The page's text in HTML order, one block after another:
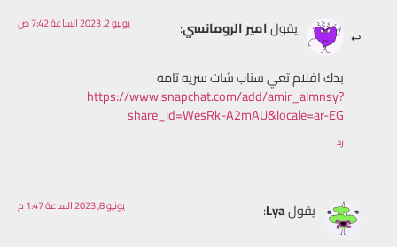
يقولامير الرومانسي: يونيو 2, 2023 الساعة 7:42 ص
بدك افلام تعي سناب شات سريه تامه
https://www.snapchat.com/add/amir_almnsy?
share_id=WesRk-A2mAU&locale=ar-EG
رد
يقولLya
: يونيو 8, 2023 الساعة 1:47 م